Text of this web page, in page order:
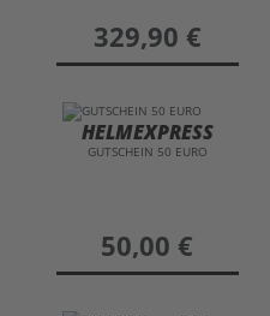
preis
329,90 €
HELMEXPRESS
GUTSCHEIN 50 EURO
preis
50,00 €